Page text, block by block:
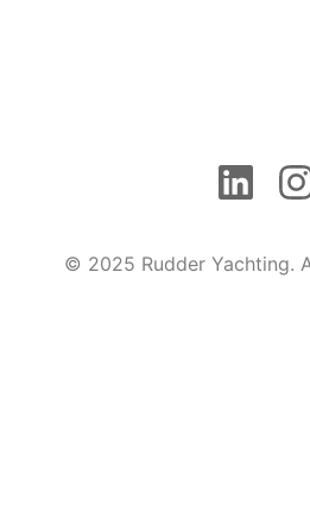
© 2025 Rudder Yachting.